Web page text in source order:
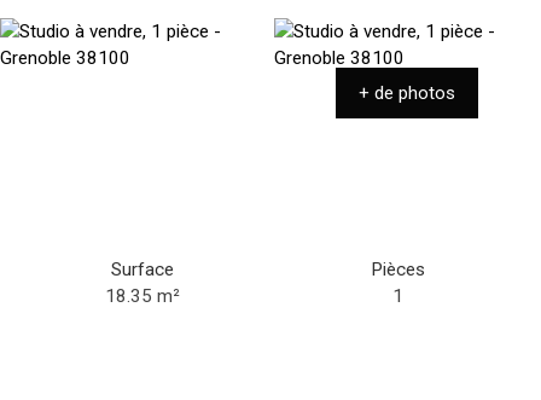
+ de photos
Surface
18.35m²
Pièces
1